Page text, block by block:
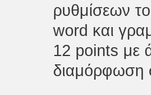
ρυθμίσεων
word και
12 points με
διαμόρφωση